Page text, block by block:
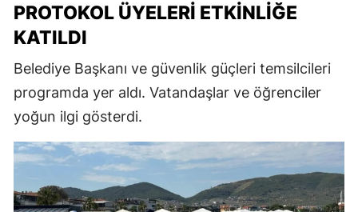
PROTOKOL ÜYELERI ETKINLIĞE
KATILDI
Belediye Başkanı ve güvenlik güçleri temsilcileri
programda yer aldı. Vatandaşlar ve öğrenciler
yoğun ilgi gösterdi.